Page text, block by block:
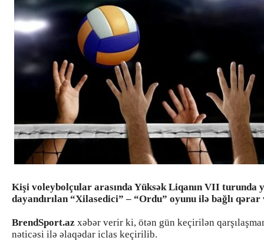
Kişi voleybolçular arasında Yüksək Liqanın VII turunda
dayandırılan “Xilasedici” – “Ordu” oyunu ilə bağlı
BrendSport.az xəbər verir ki, ötən gün keçirilən
nəticəsi ilə əlaqədar iclas keçirilib.